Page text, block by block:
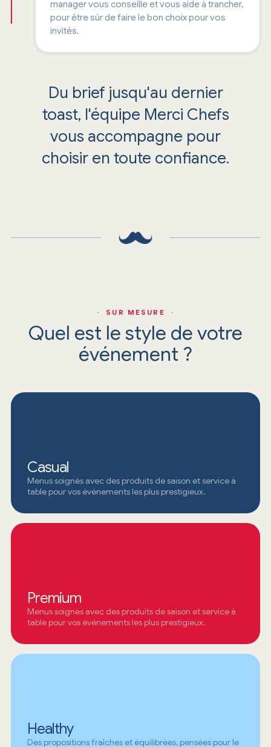
manager vous conseille et vous aide à trancher,
pour être sûr de faire le bon choix pour vos
invités.
Du brief jusqu'au dernier
toast, l'équipe Merci Chefs
vous accompagne pour
choisir en toute confiance.
· SUR MESURE ·
Quel est le style de votre
événement ?
Casual
Menus soignés avec des produits de saison et service à
table pour vos événements les plus prestigieux.
Premium
Menus soignés avec des produits de saison et service à
table pour vos événements les plus prestigieux.
Healthy
Des propositions fraîches et équilibrées, pensées pour le